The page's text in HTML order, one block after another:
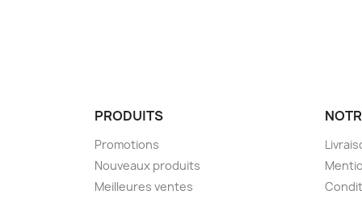
PRODUITS
Promotions
Nouveaux produits
Meilleures ventes